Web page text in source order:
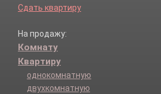
Сдать квартиру
На продажу:
Комнату
Квартиру
однокомнатную
двухкомнатную